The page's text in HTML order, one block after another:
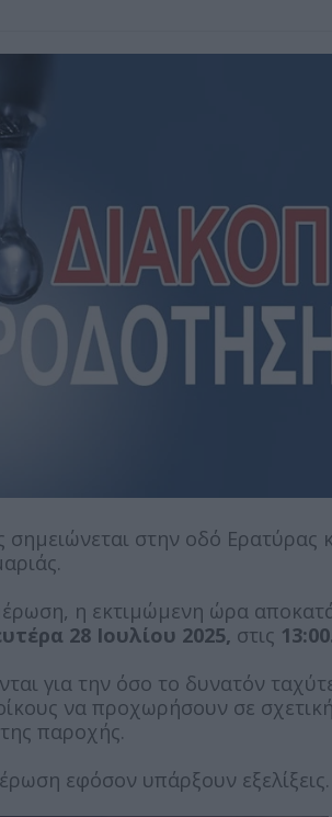
στην οδό Ερατύρας
η εκτιμώμενη ώρα
28 Ιουλίου 2025, στις
για την όσο το δυνατόν
να προχωρήσουν σε
παροχής.
εφόσον υπάρξουν εξελίξεις.